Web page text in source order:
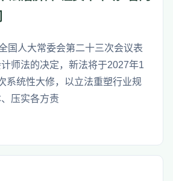
国人大常委会第二十三次会议表
师法的决定，新法将于2027年1
系统性大修，以立法重塑行业规
压实各方责